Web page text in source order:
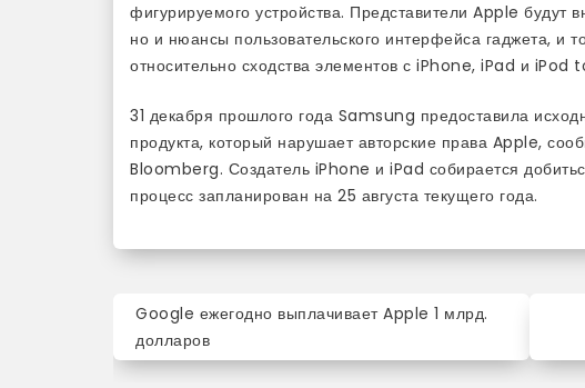
фигурируемого устройства. Представители Apple будут
но и нюансы пользовательского интерфейса гаджета, и
относительно сходства элементов с iPhone, iPad и iPod
31 декабря прошлого года Samsung предоставила
продукта, который нарушает авторские права Apple,
Bloomberg. Создатель iPhone и iPad собирается
процесс запланирован на 25 августа текущего года.
Навигация
по
Google ежегодно выплачивает Apple 1 млрд.
долларов